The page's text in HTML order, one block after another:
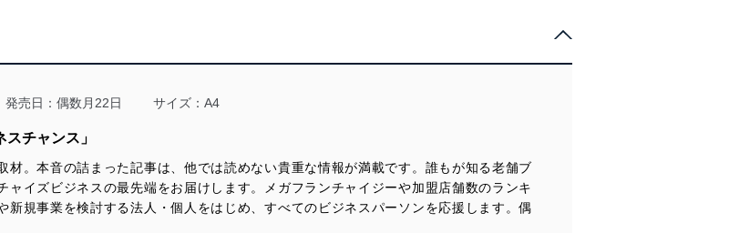
瞬間
変える30人の経営者
誠司社長／東海装美 可知久始社長
ンチャー社長名鑑
FC・代理店情報 ビズマッチ
UP 6件／代理店情報 5件
●百人百通りの起業ストーリー
●地球の稼ぎ方
●地方発 日本を変える30人の経営者
発売日：偶数月22日 サイズ：A4
チャンス」
。本音の詰まった記事は、他では読めない貴重な情報が満載です。誰もが知る老舗ブ
イズビジネスの最先端をお届けします。メガフランチャイジーや加盟店舗数のランキ
新規事業を検討する法人・個人をはじめ、すべてのビジネスパーソンを応援します。偶